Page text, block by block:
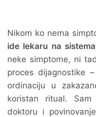
Nikom ko nema
ide lekaru na
neke simptome, ni
proces dijagnostike
ordinaciju u
koristan ritual. Sam
doktoru i